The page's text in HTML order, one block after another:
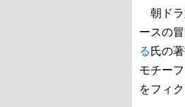
朝ドラ
ースの
る氏の
モチー
をフィ